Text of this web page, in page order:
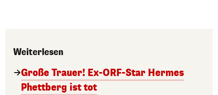
Weiterlesen
Große Trauer! Ex-ORF-Star Hermes
Phettberg ist tot